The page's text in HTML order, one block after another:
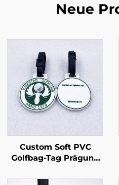
Neue
Custom Soft PVC
Golfbag-Tag Prägung
Bagtag für Golfturnier